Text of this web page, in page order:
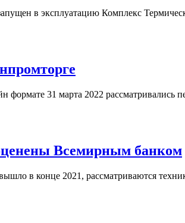
в эксплуатацию Комплекс
31 марта 2022 рассматривались
Всемирным банком
в конце 2021, рассматриваются